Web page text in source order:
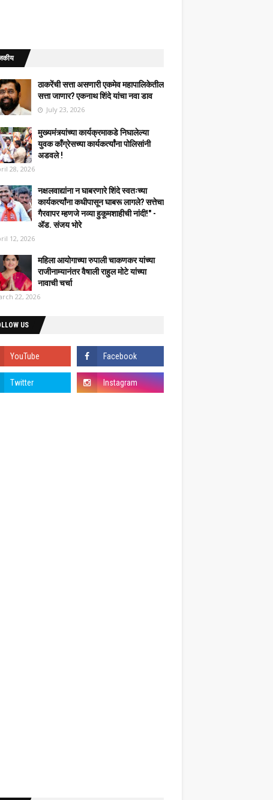
ठाकरेंची सत्ता असणारी एकमेव महापालिकेतील
सत्ता जाणार? एकनाथ शिंदे यांचा नवा डाव
July 23, 2026
मुख्यमंत्र्यांच्या कार्यक्रमाकडे निघालेल्या
युवक काँग्रेसच्या कार्यकर्त्यांना पोलिसांनी
अडवले !
28, 2026
नक्षलवाद्यांना न घाबरणारे शिंदे स्वतःच्या
कार्यकर्त्यांना कधीपासून घाबरू लागले? सत्तेचा
गैरवापर म्हणजे नव्या हुकूमशाहीची नांदी!" -
ॲड. संजय भोरे
12, 2026
महिला आयोगाच्या रुपाली चाकणकर यांच्या
राजीनाम्यानंतर वैषाली राहुल मोटे यांच्या
नावाची चर्चा
22, 2026
US